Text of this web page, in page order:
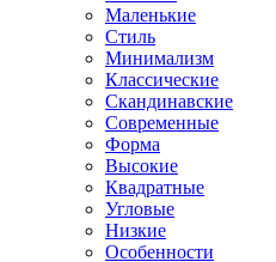
Маленькие
Стиль
Минимализм
Классические
Скандинавские
Современные
Форма
Высокие
Квадратные
Угловые
Низкие
Особенности